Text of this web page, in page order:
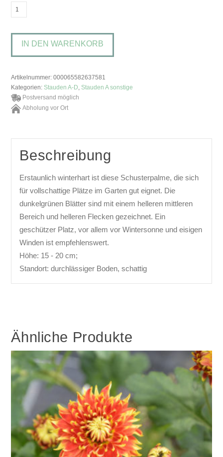
Aspidistra
'Uan
Lady'Schusterpalme
IN DEN WARENKORB
Artikelnummer:000065582637581
Kategorien: Stauden A-D Stauden A sonstige
Postversand möglich
Abholung vor Ort
Beschreibung
Erstaunlich winterhart ist diese Schusterpalme, die sich
für vollschattige Plätze im Garten gut eignet. Die
dunkelgrünen Blätter sind mit einem helleren mittleren
Bereich und helleren Flecken gezeichnet. Ein
geschützer Platz, vor allem vor Wintersonne und eisigen
Winden ist empfehlenswert.
Höhe: 15 - 20 cm;
Standort: durchlässiger Boden, schattig
Ähnliche Produkte